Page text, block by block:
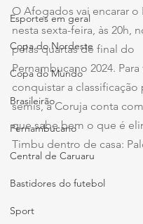
Esportes em geral
Copa do Nordeste
Copa do Mundo
Brasileirão
Pernambucano
Central de Caruaru
Bastidores do futebol
Sport
O Afogados vai encarar o
nesta sexta-feira, às 20h,
pelas quartas de final do
Pernambucano 2024.
conquistar a classificação
semis, a Coruja conta
que sabe bem o que é
Timbu dentro de casa: